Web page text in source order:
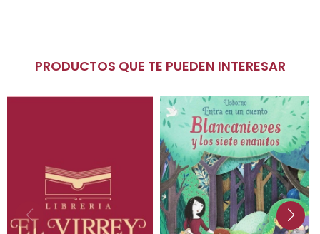
PRODUCTOS QUE TE PUEDEN INTERESAR